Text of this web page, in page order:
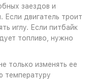
заездов и
Если двигатель троит
иглу. Если питбайк
топливо, нужно
только изменять ее
температуру